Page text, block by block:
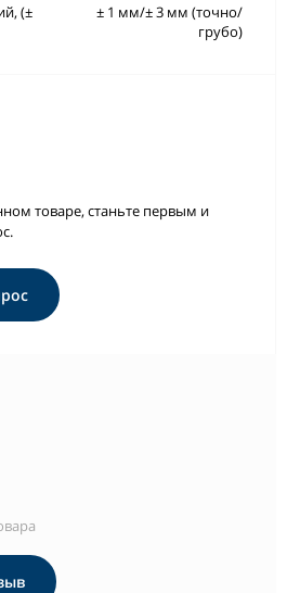
(±
± 1 мм/± 3 мм (точно/
грубо)
товаре, станьте первым и